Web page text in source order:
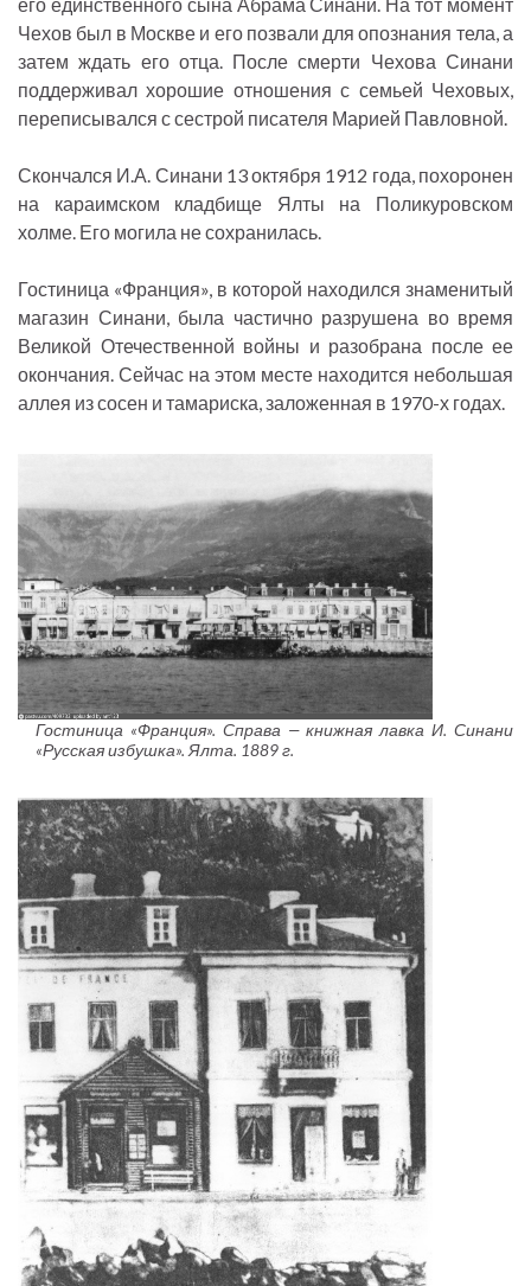
Чехов был в Москве и его позвали для опознания тела, а
затем ждать его отца. После смерти Чехова Синани
поддерживал хорошие отношения с семьей Чеховых,
переписывался с сестрой писателя Марией Павловной.
Скончался И.А. Синани 13 октября 1912 года, похоронен
на караимском кладбище Ялты на Поликуровском
холме. Его могила не сохранилась.
Гостиница «Франция», в которой находился знаменитый
магазин Синани, была частично разрушена во время
Великой Отечественной войны и разобрана после ее
окончания. Сейчас на этом месте находится небольшая
аллея из сосен и тамариска, заложенная в 1970-х годах.
Гостиница «Франция». Справа — книжная лавка И. Синани
«Русская избушка». Ялта. 1889 г.